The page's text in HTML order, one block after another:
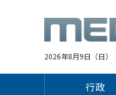
2026年8月9日（日）
行政